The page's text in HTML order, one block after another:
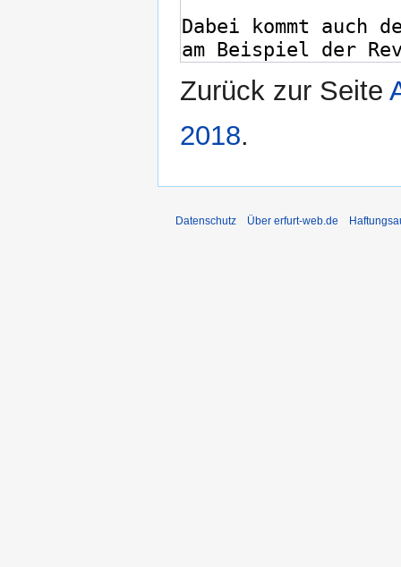
Zurück zur Seite
2018.
Datenschutz Über erfurt-web.de